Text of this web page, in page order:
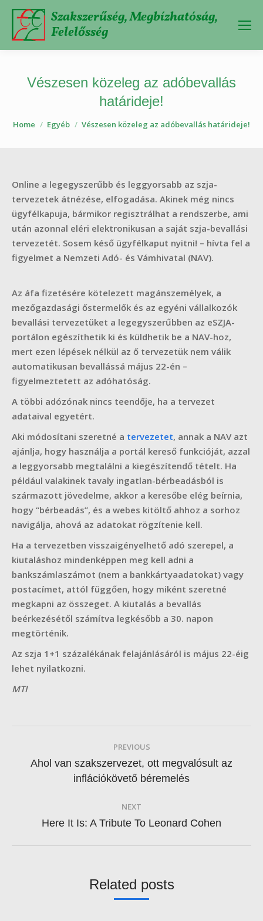
Szakszerűség, Megbízhatóság,
Felelősség
Vészesen közeleg az adóbevallás
határideje!
You are here:
Home Egyéb Vészesen közeleg az adóbevallás határideje!
Online a legegyszerűbb és leggyorsabb az szja-
tervezetek átnézése, elfogadása. Akinek még nincs
ügyfélkapuja, bármikor regisztrálhat a rendszerbe, ami
után azonnal eléri elektronikusan a saját szja-bevallási
tervezetét. Sosem késő ügyfélkaput nyitni! – hívta fel a
figyelmet a Nemzeti Adó- és Vámhivatal (NAV).
Az áfa fizetésére kötelezett magánszemélyek, a
mezőgazdasági őstermelők és az egyéni vállalkozók
bevallási tervezetüket a legegyszerűbben az eSZJA-
portálon egészíthetik ki és küldhetik be a NAV-hoz,
mert ezen lépések nélkül az ő tervezetük nem válik
automatikusan bevallássá május 22-én –
figyelmeztetett az adóhatóság.
A többi adózónak nincs teendője, ha a tervezet
adataival egyetért.
Aki módosítani szeretné a tervezetet, annak a NAV azt
ajánlja, hogy használja a portál kereső funkcióját, azzal
a leggyorsabb megtalálni a kiegészítendő tételt. Ha
például valakinek tavaly ingatlan-bérbeadásból is
származott jövedelme, akkor a keresőbe elég beírnia,
hogy “bérbeadás”, és a webes kitöltő ahhoz a sorhoz
navigálja, ahová az adatokat rögzítenie kell.
Ha a tervezetben visszaigényelhető adó szerepel, a
kiutaláshoz mindenképpen meg kell adni a
bankszámlaszámot (nem a bankkártyaadatokat) vagy
postacímet, attól függően, hogy miként szeretné
megkapni az összeget. A kiutalás a bevallás
beérkezésétől számítva legkésőbb a 30. napon
megtörténik.
Az szja 1+1 százalékának felajánlásáról is május 22-éig
lehet nyilatkozni.
MTI
navigation
PREVIOUS
Previous
post:
Ahol van szakszervezet, ott megvalósult az
inflációkövető béremelés
NEXT
Next
Here It Is: A Tribute To Leonard Cohen
Related posts